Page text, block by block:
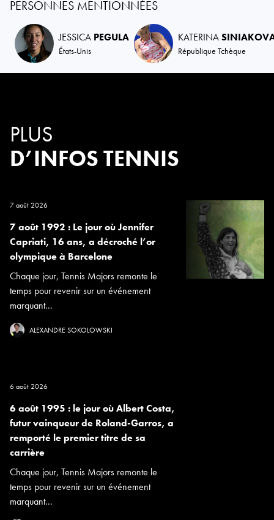
PERSONNES MENTIONNÉES
JESSICA PEGULA
États-Unis
KATERINA
République Tchèque
PLUS
D’INFOS TENNIS
7 août 2026
7 août 1992 : Le jour où Jennifer
Capriati, 16 ans, a décroché l’or
olympique à Barcelone
Chaque jour, Tennis Majors remonte le
temps pour revenir sur un événement
marquant...
ALEXANDRE SOKOLOWSKI
6 août 2026
6 août 1995 : le jour où Albert Costa,
futur vainqueur de Roland-Garros, a
remporté le premier titre de sa
carrière
Chaque jour, Tennis Majors remonte le
temps pour revenir sur un événement
marquant...